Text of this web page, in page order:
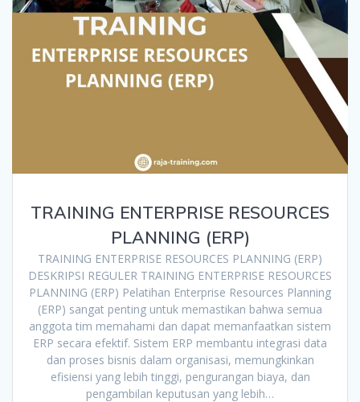
TRAINING ENTERPRISE RESOURCES
PLANNING (ERP)
TRAINING ENTERPRISE RESOURCES PLANNING (ERP)
DESKRIPSI REGULER TRAINING ENTERPRISE RESOURCES
PLANNING (ERP) Pelatihan Enterprise Resources Planning
(ERP) sangat penting untuk memastikan bahwa semua
anggota tim memahami dan dapat memanfaatkan sistem
ERP secara efektif. Sistem ERP membantu integrasi data
dan proses bisnis dalam organisasi, memungkinkan
efisiensi yang lebih tinggi, pengurangan biaya, dan
pengambilan keputusan yang lebih…